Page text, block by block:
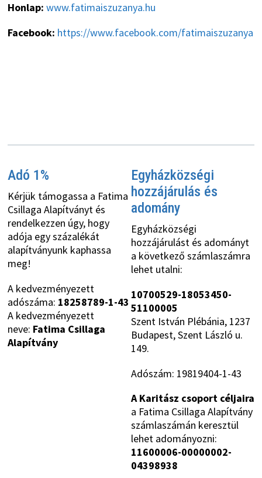
Honlap: www.fatimaiszuzanya.hu
Facebook: https://www.facebook.com/fatimaiszuzanya
Adó 1%
Kérjük támogassa a Fatima
Csillaga Alapítványt és
rendelkezzen úgy, hogy
adója egy százalékát
alapítványunk kaphassa
meg!
A kedvezményezett
adószáma: 18258789-1-43
A kedvezményezett
neve: Fatima Csillaga
Alapítvány
Egyházközségi
hozzájárulás és
adomány
Egyházközségi
hozzájárulást és adományt
a következő számlaszámra
lehet utalni:
10700529-18053450-
51100005
Szent István Plébánia, 1237
Budapest, Szent László u.
149.
Adószám: 19819404-1-43
A Karitász csoport céljaira
a Fatima Csillaga Alapítvány
számlaszámán keresztül
lehet adományozni:
11600006-00000002-
04398938